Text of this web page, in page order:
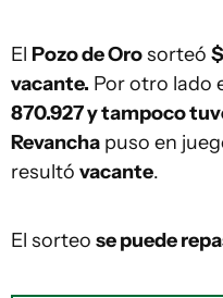
El Pozo de Orosorteó
vacante. Por otro lado
870.927 y tampoco
Revancha puso en
resultó vacante.
El sorteo se puede